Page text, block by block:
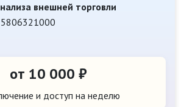
внешней торговли
от 10 000 ₽
и доступ на неделю